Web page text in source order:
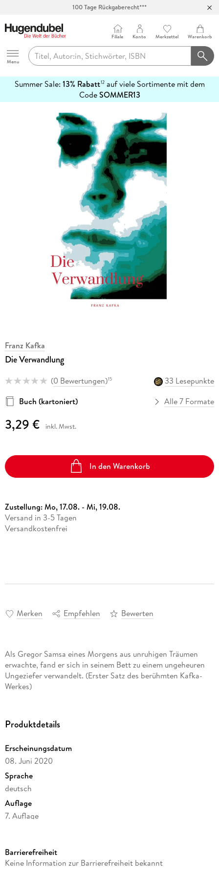
100 Tage Rückgaberecht***
Hugendubel
Menu
Filiale Konto Merkzettel Warenkorb
Summer Sale: 13% Rabatt12auf viele Sortimente mit dem
CodeSOMMER13
erfahren
Franz Kafka
Die Verwandlung
(0 Bewertungen)15
33 Lesepunkte
Buch (kartoniert)
Alle 7 Formate
3,29 € inkl. Mwst.
In den Warenkorb
Zustellung:Mo, 17.08. - Mi, 19.08.
Versand in 3-5 Tagen
Versandkostenfrei
Merken Empfehlen Bewerten
Als Gregor Samsa eines Morgens aus unruhigen Träumen
erwachte, fand er sich in seinem Bett zu einem ungeheuren
Ungeziefer verwandelt. (Erster Satz des berühmten Kafka-
Werkes)
Produktdetails
Erscheinungsdatum
08. Juni 2020
Sprache
deutsch
Auflage
7. Auflage
Autor/Autorin
Barrierefreiheit
Keine Information zur Barrierefreiheit bekannt